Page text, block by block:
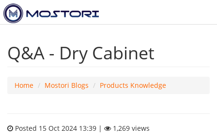
Q&A - Dry Cabinet
Home Mostori Blogs Products Knowledge
Posted 15 Oct 2024 13:39 | 1,269 views